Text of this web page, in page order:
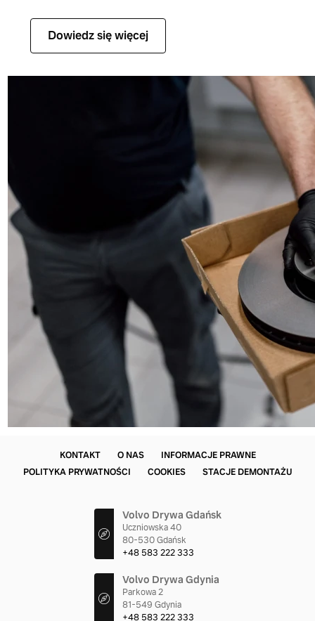
Dowiedz się więcej
KONTAKT O NAS
INFORMACJE PRAWNE
POLITYKA PRYWATNOŚCI
COOKIES STACJE DEMONTAŻU
Volvo Drywa Gdańsk
Uczniowska 40
80-530 Gdańsk
+48 583 222 333
Volvo Drywa Gdynia
Parkowa 2
81-549 Gdynia
+48 583 222 333